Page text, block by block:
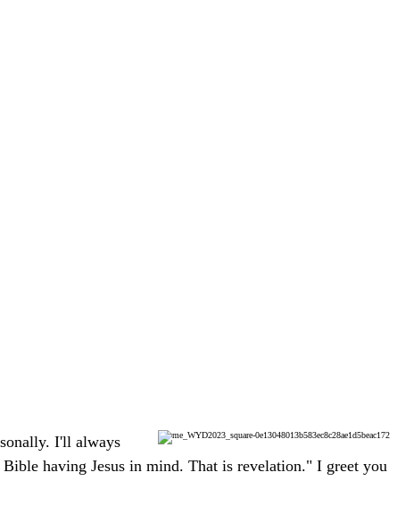
I'll always
having Jesus in mind. That is revelation." I greet you